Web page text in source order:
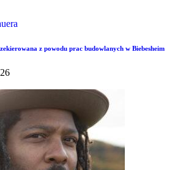
z powodu prac budowlanych w Biebesheim